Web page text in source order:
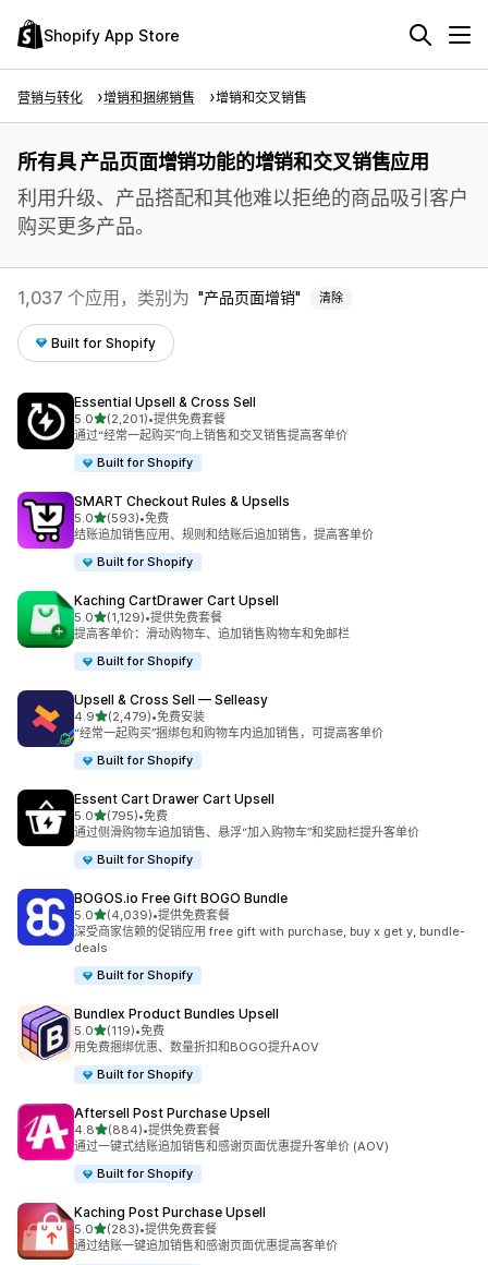
Shopify App Store
营销与转化 增销和捆绑销售 增销和交叉销售
所有具 产品页面增销功能的增销和交叉销售应用
利用升级、产品搭配和其他难以拒绝的商品吸引客户
购买更多产品。
1,037 个应用，类别为 产品页面增销 清除
Built for Shopify
Essential Upsell & Cross Sell
5.0星（满分 5 星）
(2,201)
总共 2201 条评论
•提供免费套餐
通过“经常一起购买”向上销售和交叉销售提高客单价
Built for Shopify
SMART Checkout Rules & Upsells
5.0星（满分 5 星）
(593)
总共 593 条评论
•免费
结账追加销售应用、规则和结账后追加销售，提高客单价
Built for Shopify
Kaching CartDrawer Cart Upsell
5.0星（满分 5 星）
(1,129)
总共 1129 条评论
•提供免费套餐
提高客单价：滑动购物车、追加销售购物车和免邮栏
Built for Shopify
Upsell & Cross Sell — Selleasy
4.9星（满分 5 星）
(2,479)
总共 2479 条评论
•免费安装
“经常一起购买”捆绑包和购物车内追加销售，可提高客单价
Built for Shopify
Essent Cart Drawer Cart Upsell
5.0星（满分 5 星）
(795)
总共 795 条评论
•免费
通过侧滑购物车追加销售、悬浮“加入购物车”和奖励栏提升客单价
Built for Shopify
BOGOS.io Free Gift BOGO Bundle
5.0星（满分 5 星）
(4,039)
总共 4039 条评论
•提供免费套餐
深受商家信赖的促销应用 free gift with purchase, buy x get y, bundle-
deals
Built for Shopify
Bundlex Product Bundles Upsell
5.0星（满分 5 星）
(119)
总共 119 条评论
•免费
用免费捆绑优惠、数量折扣和BOGO提升AOV
Built for Shopify
Aftersell Post Purchase Upsell
4.8星（满分 5 星）
(884)
总共 884 条评论
•提供免费套餐
通过一键式结账追加销售和感谢页面优惠提升客单价 (AOV)
Built for Shopify
Kaching Post Purchase Upsell
5.0星（满分 5 星）
(283)
总共 283 条评论
•提供免费套餐
通过结账一键追加销售和感谢页面优惠提高客单价